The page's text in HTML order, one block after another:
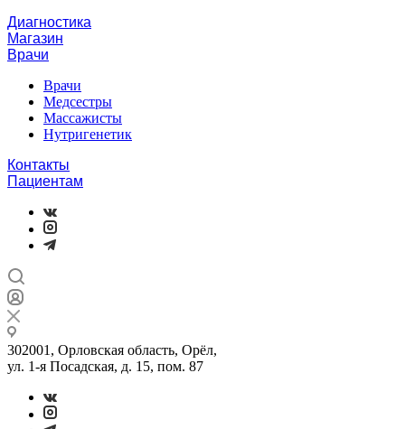
Диагностика
Магазин
Врачи
Врачи
Медсестры
Массажисты
Нутригенетик
Контакты
Пациентам
302001, Орловская область, Орёл,
ул. 1-я Посадская, д. 15, пом. 87